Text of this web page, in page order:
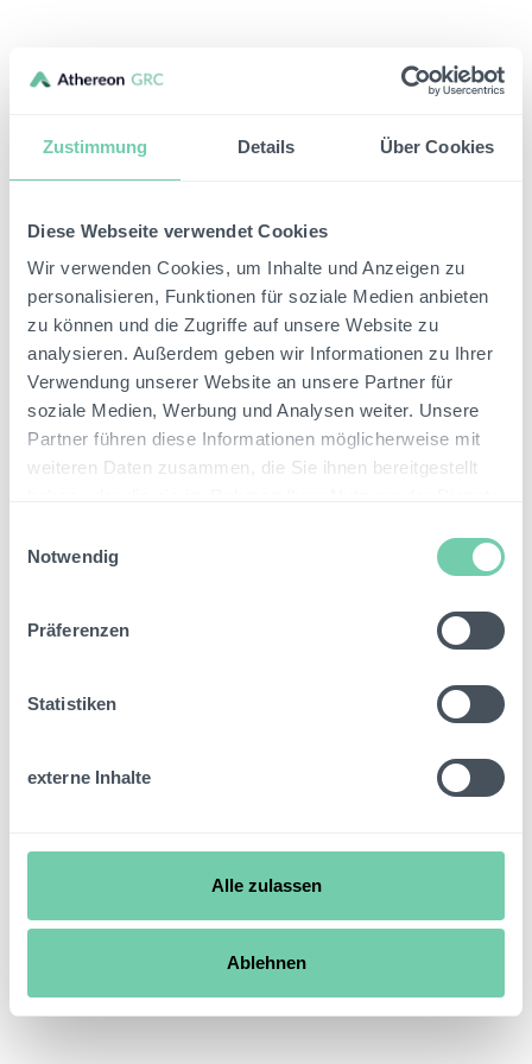
Zustimmung Details Über Cookies
Diese Webseite verwendet Cookies
Wir verwenden Cookies, um Inhalte und Anzeigen zu
personalisieren, Funktionen für soziale Medien anbieten
zu können und die Zugriffe auf unsere Website zu
analysieren. Außerdem geben wir Informationen zu Ihrer
Verwendung unserer Website an unsere Partner für
soziale Medien, Werbung und Analysen weiter. Unsere
Partner führen diese Informationen möglicherweise mit
weiteren Daten zusammen, die Sie ihnen bereitgestellt
Notwendig
Präferenzen
Statistiken
externe Inhalte
Alle zulassen
Ablehnen